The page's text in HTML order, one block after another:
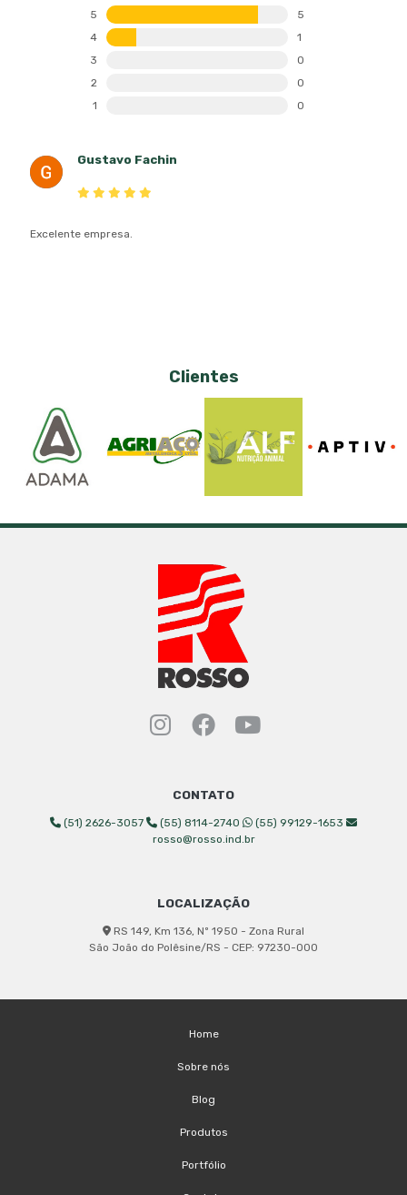
5
5
4
1
3
0
2
0
1
0
Gustavo Fachin
Avaliação de 5 estrelas
Excelente empresa.
Clientes
Instagram Rosso
Facebook Rosso
YouTube
CONTATO
(51) 2626-3057 (55) 8114-2740
(55) 99129-1653
rosso@rosso.ind.br
LOCALIZAÇÃO
RS 149, Km 136, Nº 1950 - Zona Rural
São João do Polêsine/RS - CEP: 97230-000
Home
Sobre nós
Blog
Produtos
Portfólio